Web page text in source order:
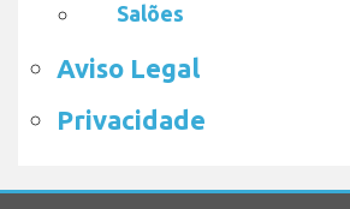
Salões
Aviso Legal
Privacidade